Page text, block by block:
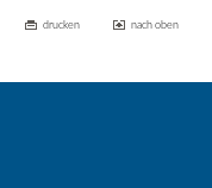
drucken nach oben